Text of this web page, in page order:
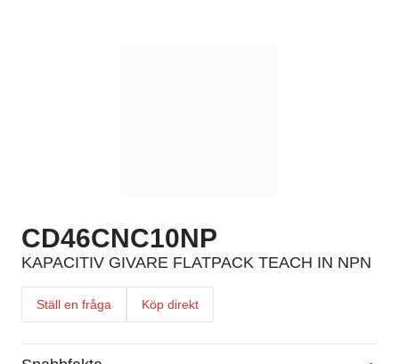
CD46CNC10NP
KAPACITIV GIVARE FLATPACK TEACH IN NPN
Ställ en fråga Köp direkt